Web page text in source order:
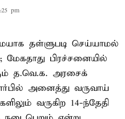
pm
தள்ளுபடி செய்யாமல்
மேகதாது பிரச்சனையில்
த.வெ.க. அரசைக்
அனைத்து வருவாய்
வருகிற 14-ந்தேதி